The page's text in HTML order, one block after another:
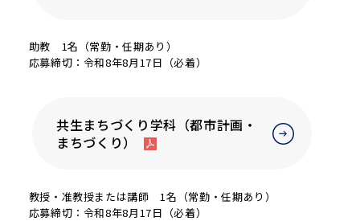
助教 1名（常勤・任期あり）
応募締切：令和8年8月17日（必着）
共生まちづくり学科（都市計画・
まちづくり）
教授・准教授または講師 1名（常勤・任期あり）
応募締切：令和8年8月17日（必着）